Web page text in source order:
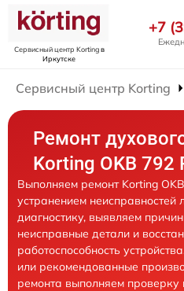
Сервисный центр Kortingв
Иркутске
+7
Сервисный центр Korting
Ремонт
Korting OKB 792
Выполняем ремонт Korting
устранением
диагностику, выявляем
неисправные детали и
работоспособность
или рекомендованные
ремонта выполняем проверку